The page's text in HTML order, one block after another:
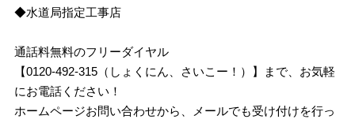
◆水道局指定工事店
通話料無料のフリーダイヤル
【0120-492-315（しょくにん、さいこー！）】まで、お気軽
にお電話ください！
ホームページお問い合わせから、メールでも受け付けを行っ